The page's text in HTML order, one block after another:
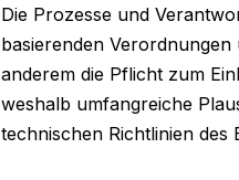
Die Prozesse und
basierenden
anderem die Pflicht zum
weshalb umfangreiche
technischen Richtlinien